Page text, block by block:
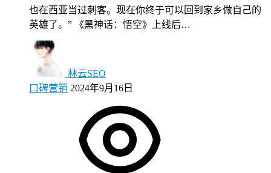
也在西亚当过刺客。现在你终于可以回到家乡做自己的
英雄了。” 《黑神话：悟空》上线后…
林云SEO
口碑营销 2024年9月16日